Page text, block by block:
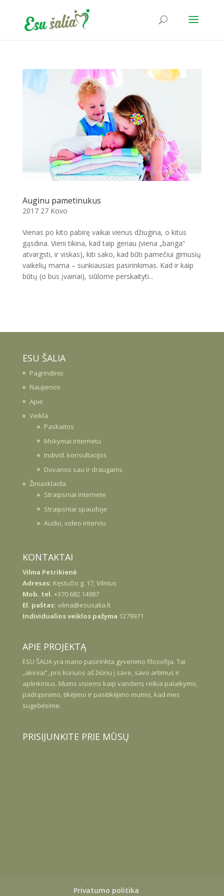
Auginu pametinukus
2017 27 Kovo
Vienas po kito pabirę vaikai vienus džiugina, o kitus
gąsdina. Vieni tikina, kad taip geriau (viena „banga“
atvargsti, ir viskas), kiti sako, kad būti pamečiui gimusių
vaikelių mama – sunkiausias pasirinkimas. Kad ir kaip
būtų (o bus įvairiai), siūlome perskaityti...
ESU ŠALIA
Pagrindinis
Naujienos
Apie
Veikla
Paskaitos
Mokymai internetu
Individ. konsultacijos
Dovanos sau ir draugams
Žiniasklaida
Straipsniai internete
Straipsniai spaudoje
Audio, video interviu
KONTAKTAI
Vilma Petrikienė
Adresas: Kęstučio g. 17, Vilnius
Mob. tel. +370 682 14987
El. paštas: vilma@esusalia.lt
Individualios veiklos pažyma 1279971
APIE PROJEKTĄ
ESU ŠALIAyra mano pasirinkta gyvenimo filosofija. Tai
„akiniai”, pro kuriuos aš žiūriu į save, savo artimus ir
aplinkinius. Mums visiems kaip vandens reikia palaikymo,
padrąsinimo, tikėjimo ir pasitikėjimo mumis, kad mes
sugebėsime.
PRISIJUNKITE PRIE MŪSŲ
Privatumo politika